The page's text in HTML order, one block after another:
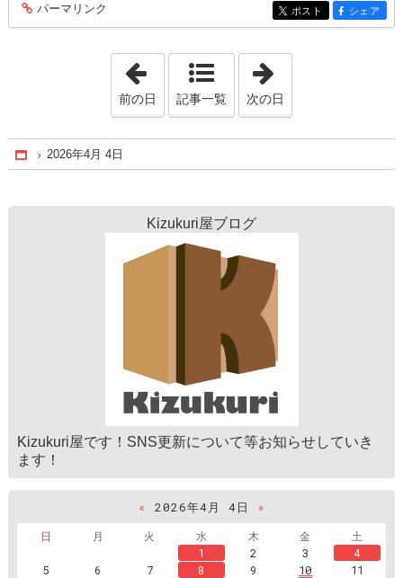
entry201
パーマリンク entry201
ポスト entry201
シェア
「2026年4月 1日」
前の日 記事一覧 次の日
Home
2026年4月 4日
Kizukuri屋ブログ
Kizukuri屋です！SNS更新について等お知らせしていき
ます！
« 2026年4月 4日
»
日
月 火 水 木 金
土
1
2 3
4
5
6 7 8 9 10
11